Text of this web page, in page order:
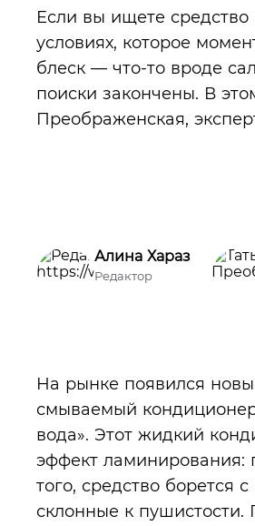
Если вы ищете
условиях, которое
блеск — что-то вроде
поиски закончены. В
Преображенская,
Алина Хараз
Редактор
На рынке появился
смываемый
вода». Этот жидкий
эффект ламинирования:
того, средство борется
склонные к пушистости.